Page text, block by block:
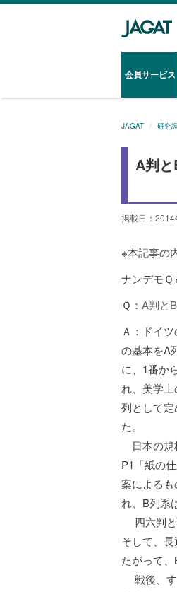
会員サービス
JAGAT 研究
A判と
掲載日：2014
※本記事の
ナンデモ
Ｑ： A判と
Ａ：ドイ
の基本をA
に、1番か
れ、美学
列として
た。
日本の規
P1「紙の
案による
れ、B列系
四六判と
そして、
たがって、
戦後、す